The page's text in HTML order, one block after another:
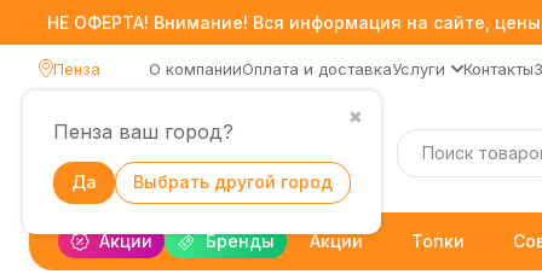
НЕ ОФЕРТА! Внимание! Вся информация на сайте,
Пенза
✖
Пенза ваш город?
Да Выбрать другой город
О компанииОплата и доставкаУслуги Контакты
Акции Бренды Акции Топки